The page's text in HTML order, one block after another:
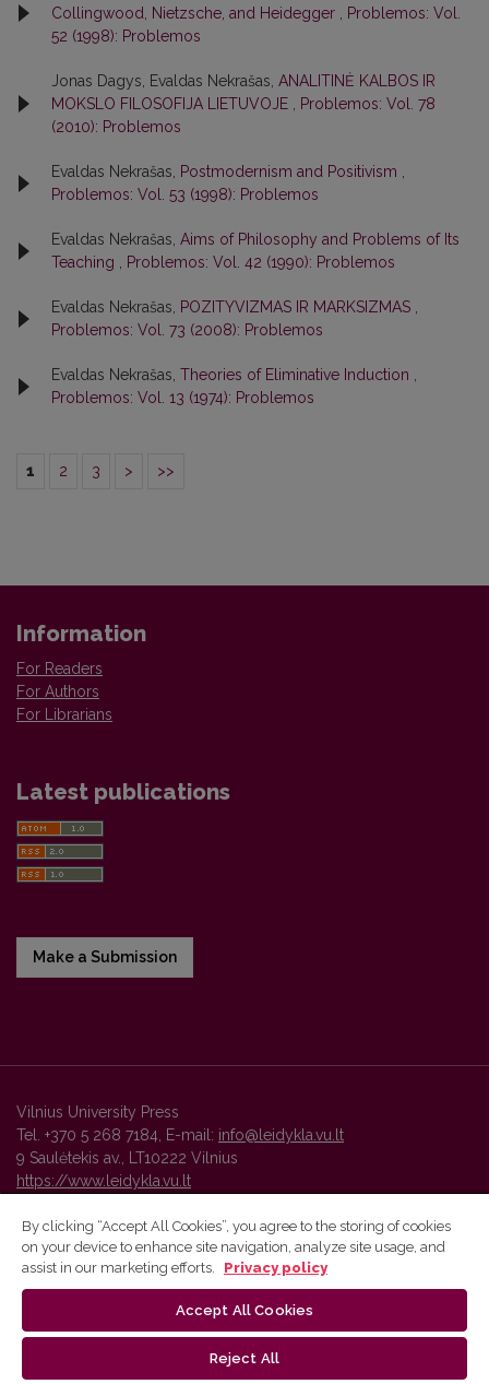
Collingwood, Nietzsche, and Heidegger
Problemos: Vol.
52 (1998): Problemos
Jonas Dagys, Evaldas Nekrašas, ANALITINĖ KALBOS IR
MOKSLO FILOSOFIJA LIETUVOJE
Problemos: Vol. 78
(2010): Problemos
Evaldas Nekrašas, Postmodernism and Positivism
Problemos: Vol. 53 (1998): Problemos
Evaldas Nekrašas, Aims of Philosophy and Problems of Its
Teaching
Problemos: Vol. 42 (1990): Problemos
Evaldas Nekrašas, POZITYVIZMAS IR MARKSIZMAS
Problemos: Vol. 73 (2008): Problemos
Evaldas Nekrašas, Theories of Eliminative Induction
Problemos: Vol. 13 (1974): Problemos
1 2 3 > >>
Information
For Readers
For Authors
For Librarians
Latest publications
Make a Submission
Vilnius University Press
Tel. +370 5 268 7184, E-mail: info@leidykla.vu.lt
9 Saulėtekis av., LT10222 Vilnius
https://www.leidykla.vu.lt
Vilnius University Press platform and metadata are distributed by
By clicking “Accept All Cookies”, you agree to the storing of cookies
on your device to enhance site navigation, analyze site usage, and
assist in our marketing efforts.
Privacy policy
Accept All Cookies
Reject All